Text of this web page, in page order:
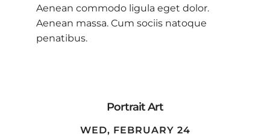
Aenean commodo ligula eget dolor.
Aenean massa. Cum sociis natoque
penatibus.
Portrait Art
WED, FEBRUARY 24